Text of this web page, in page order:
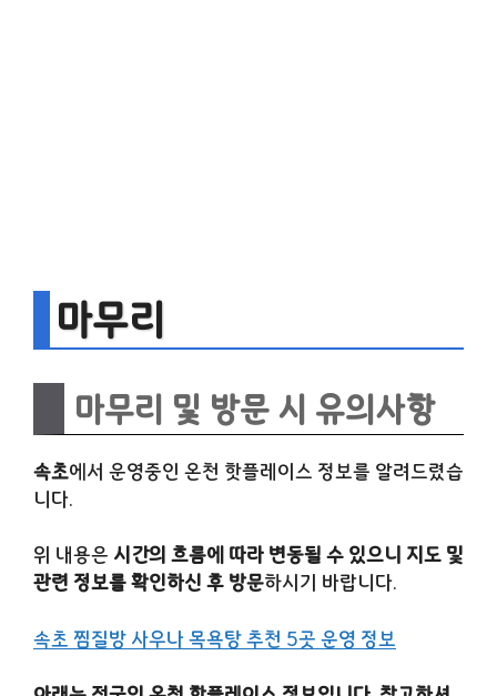
마무리
마무리 및 방문 시 유의사항
속초에서 운영중인 온천 핫플레이스 정보를 알려드렸습
니다.
위 내용은 시간의 흐름에 따라 변동될 수 있으니 지도 및
관련 정보를 확인하신 후 방문하시기 바랍니다.
속초 찜질방 사우나 목욕탕 추천 5곳 운영 정보